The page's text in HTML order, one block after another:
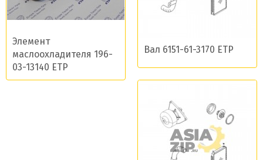
Элемент
маслоохладителя 196-
03-13140 ETP
Вал 6151-61-3170 ETP